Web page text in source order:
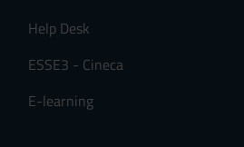
Help Desk
ESSE3 - Cineca
E-learning